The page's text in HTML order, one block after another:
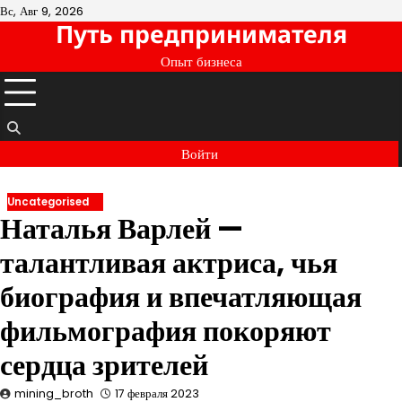
Перейти
содержимому
Вс, Авг 9, 2026
Путь предпринимателя
Опыт бизнеса
Войти
Uncategorised
Наталья Варлей —
талантливая актриса, чья
биография и впечатляющая
фильмография покоряют
сердца зрителей
mining_broth 17 февраля 2023